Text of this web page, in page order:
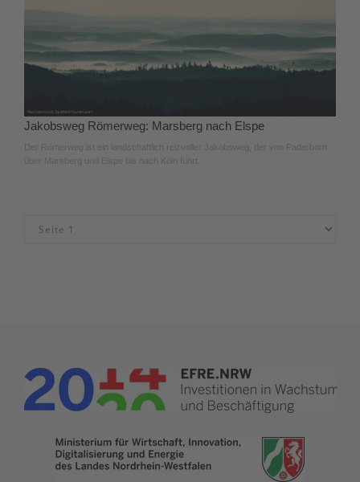
Jakobsweg Römerweg: Marsberg nach Elspe
Der Römerweg ist ein landschaftlich reizvoller Jakobsweg, der von Paderborn
über Marsberg und Elspe bis nach Köln führt.